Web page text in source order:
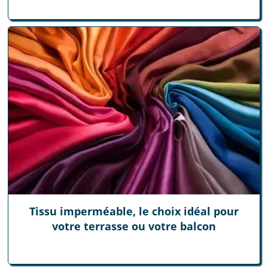
Tissu imperméable, le choix idéal pour
votre terrasse ou votre balcon